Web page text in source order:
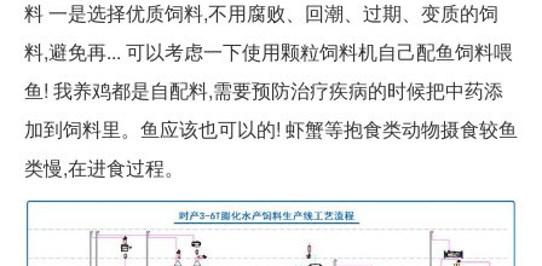
料 一是选择优质饲料,不用腐败、回潮、过期、变质的饲
料,避免再... 可以考虑一下使用颗粒饲料机自己配鱼饲料喂
鱼! 我养鸡都是自配料,需要预防治疗疾病的时候把中药添
加到饲料里。鱼应该也可以的! 虾蟹等抱食类动物摄食较鱼
类慢,在进食过程。